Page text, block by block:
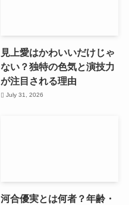
見上愛はかわいいだけじゃ
ない？独特の色気と演技力
が注目される理由
July 31, 2026
河合優実とは何者？年齢・